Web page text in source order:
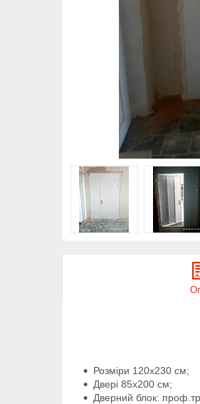
Розміри 120х230 см;
Двері 85х200 см;
Дверний блок: